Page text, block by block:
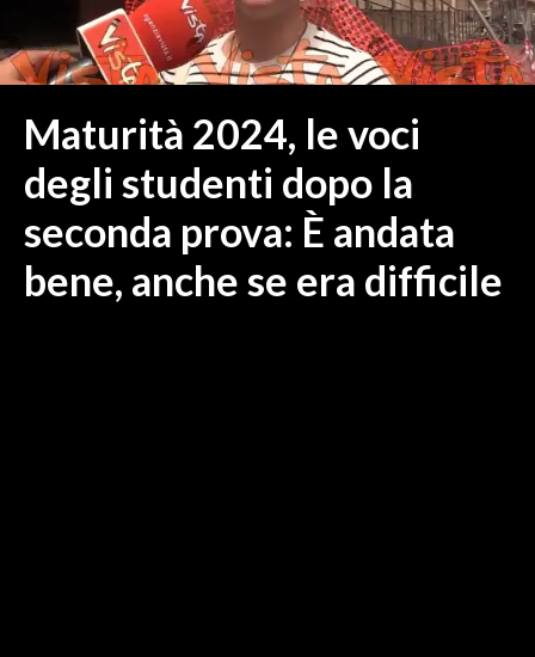
NUORO E PROVINCIA
OGLIASTRA
ITALIA
MONDO
POLITICA
Maturità 2024, le voci
degli studenti dopo la
seconda prova: È andata
bene, anche se era difficile